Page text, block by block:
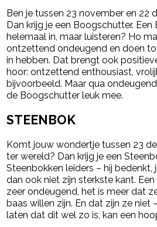
Ben je tussen 23 november en 22
Dan krijg je een Boogschutter.
helemaal in, maar luisteren? Ho
ontzettend ondeugend en doen
in hebben. Dat brengt ook
hoor: ontzettend enthousiast,
bijvoorbeeld. Maar qua
de Boogschutter leuk mee.
STEENBOK
Komt jouw wondertje tussen 23
ter wereld? Dan krijg je een
Steenbokken leiders – hij bedenkt,
dan ook niet zijn sterkste kant.
zeer ondeugend, het is meer dat
baas willen zijn. En dat zijn ze niet
laten dat dit wel zo is, kan een